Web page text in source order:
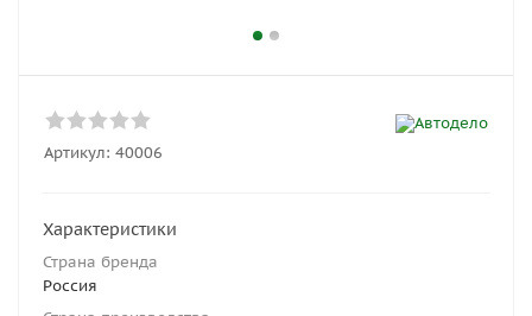
Артикул: 40006
Характеристики
Страна бренда
Россия